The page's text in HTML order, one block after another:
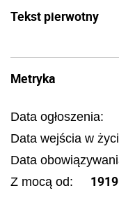
Tekst pierwotny
Metryka
Data ogłoszenia:
Data wejścia w
Data
Z mocą od: